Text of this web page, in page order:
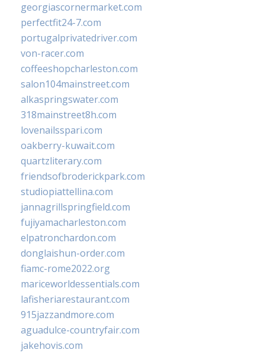
georgiascornermarket.com
perfectfit24-7.com
portugalprivatedriver.com
von-racer.com
coffeeshopcharleston.com
salon104mainstreet.com
alkaspringswater.com
318mainstreet8h.com
lovenailsspari.com
oakberry-kuwait.com
quartzliterary.com
friendsofbroderickpark.com
studiopiattellina.com
jannagrillspringfield.com
fujiyamacharleston.com
elpatronchardon.com
donglaishun-order.com
fiamc-rome2022.org
mariceworldessentials.com
lafisheriarestaurant.com
915jazzandmore.com
aguadulce-countryfair.com
jakehovis.com